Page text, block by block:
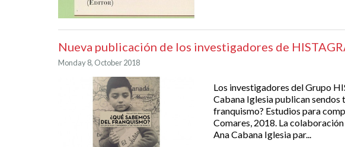
Nueva publicación de los investigadores de
Monday 8, October 2018
Los investigadores del Grupo
Cabana Iglesia publican
franquismo? Estudios para
Comares, 2018. La
Ana Cabana Iglesia par...